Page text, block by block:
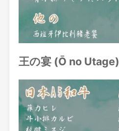
王の宴 (Ō no Utage)